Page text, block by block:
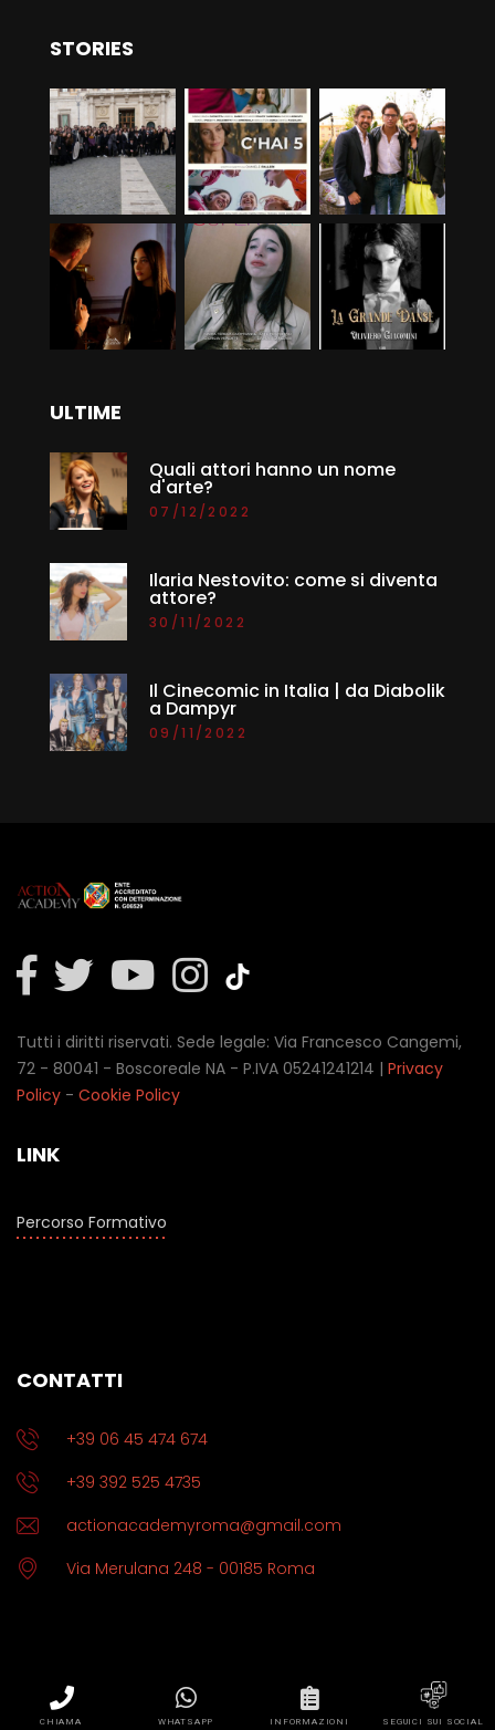
STORIES
ULTIME
Quali attori hanno un nome
d'arte?
07/12/2022
Ilaria Nestovito: come si diventa
attore?
30/11/2022
Il Cinecomic in Italia | da Diabolik
a Dampyr
09/11/2022
Tutti i diritti riservati. Sede legale: Via Francesco Cangemi,
72 - 80041 - Boscoreale NA - P.IVA 05241241214 | Privacy
Policy - Cookie Policy
LINK
Percorso Formativo
CONTATTI
+39 06 45 474 674
+39 392 525 4735
actionacademyroma@gmail.com
Via Merulana 248 - 00185 Roma